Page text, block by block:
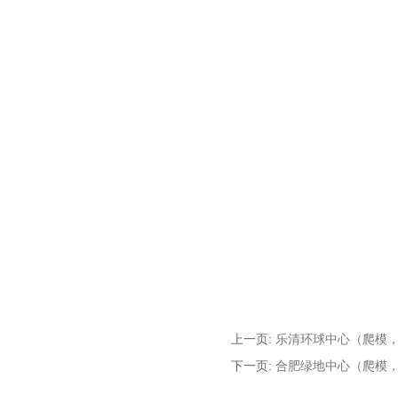
上一页: 乐清环球中心（爬模
下一页: 合肥绿地中心（爬模